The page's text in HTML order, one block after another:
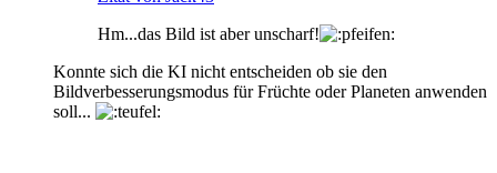
Hm...das Bild ist aber unscharf!
Konnte sich die KI nicht entscheiden ob sie den
Bildverbesserungsmodus für Früchte oder Planeten anwenden
soll...